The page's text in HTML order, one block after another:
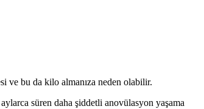
ve bu da kilo almanıza neden olabilir.
süren daha şiddetli anovülasyon yaşama